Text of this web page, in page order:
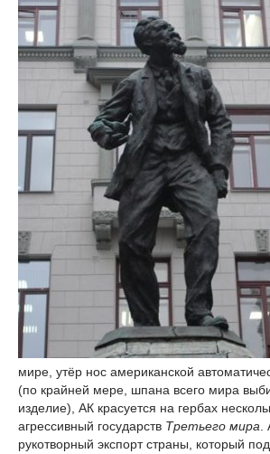
мире, утёр нос американской
(по крайней мере, шпана всего мира
изделие), АК красуется на гербах
агрессивный государств Третьего мира
рукотворный экспорт страны, который